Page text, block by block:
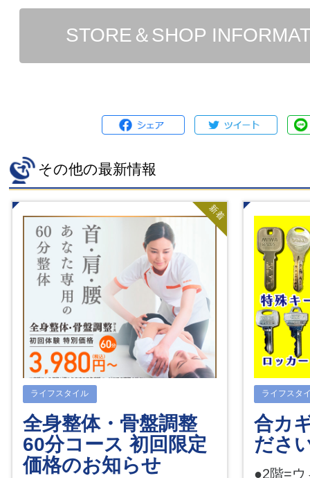
STORE＆SHOP
その他の最新情報
新着
ライフスタイル
全身整体・骨盤調整
60分コース 初回限定
価格のお知らせ
ライフスタ
合カ
ださ
●2階=